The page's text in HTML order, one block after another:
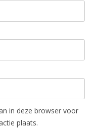
in deze browser voor
plaats.